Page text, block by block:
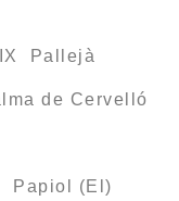
Pallejà
de Cervelló
Papiol (El)